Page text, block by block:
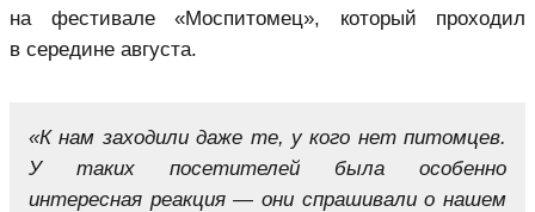
на фестивале «Моспитомец», который проходил
в середине августа.
«К нам заходили даже те, у кого нет питомцев.
У таких посетителей была особенно
интересная реакция — они спрашивали о нашем